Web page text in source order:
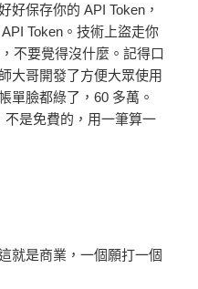
好保存你的 API Token，
Token。技術上盜走你
不要覺得沒什麼。記得口
大哥開發了方便大眾使用
單臉都綠了，60 多萬。
不是免費的，用一筆算一
就是商業，一個願打一個